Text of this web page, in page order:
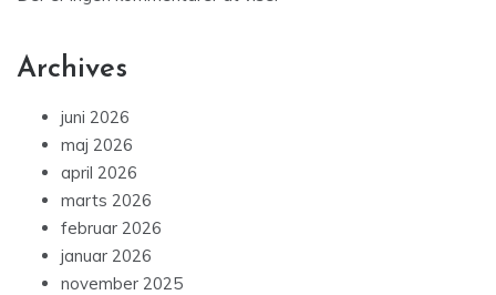
Archives
juni 2026
maj 2026
april 2026
marts 2026
februar 2026
januar 2026
november 2025